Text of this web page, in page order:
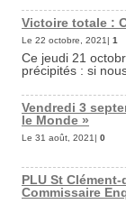
Victoire totale :
Le 22 octobre, 2021| 1
Ce jeudi 21
précipités : si
Vendredi 3
le Monde »
Le 31 août, 2021| 0
PLU St
Commissaire